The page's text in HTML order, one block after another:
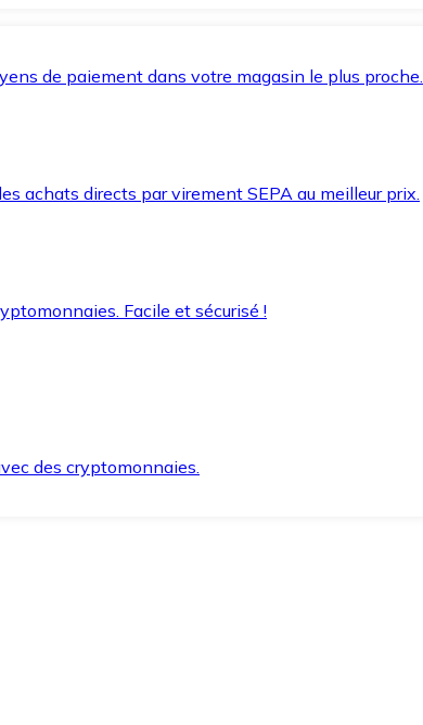
de paiement dans votre magasin le plus proche.
achats directs par virement SEPA au meilleur prix.
Facile et sécurisé !
des cryptomonnaies.
et en toute sécurité.
vous en avez besoin.